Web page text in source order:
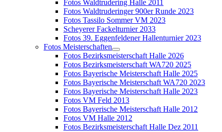
Fotos Waldtrudering Halle 2011
Fotos Waldtruderinger 900er Runde 2023
Fotos Tassilo Sommer VM 2023
Scheyerer Fackelturnier 2033
Fotos 39. Eggenfeldener Hallenturnier 2023
Fotos Meisterschaften
Fotos Bezirksmeisterschaft Halle 2026
Fotos Bezirksmeisterschaft WA720 2025
Fotos Bayerische Meisterschaft Halle 2025
Fotos Bayerische Meisterschaft WA720 2023
Fotos Bayerische Meisterschaft Halle 2023
Fotos VM Feld 2013
Fotos Bayerische Meisterschaft Halle 2012
Fotos VM Halle 2012
Fotos Bezirksmeisterschaft Halle Dez 2011